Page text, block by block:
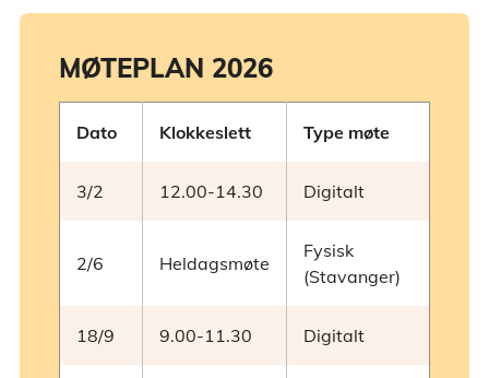
MØTEPLAN 2026
Dato Klokkeslett Type møte
3/2 12.00-14.30 Digitalt
2/6 Heldagsmøte
Fysisk
(Stavanger)
18/9 9.00-11.30 Digitalt